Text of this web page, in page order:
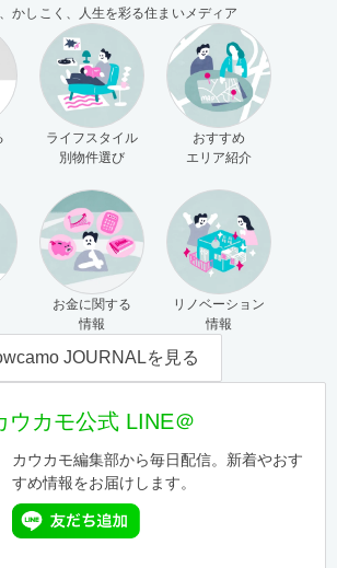
かしこく、人生を彩る住まいメディア
ライフスタイル
別物件選び
おすすめ
エリア紹介
お金に関する
情報
リノベーション
情報
JOURNALを見る
ウカモ公式 LINE＠
カウカモ編集部から毎日配信。新着やおす
すめ情報をお届けします。